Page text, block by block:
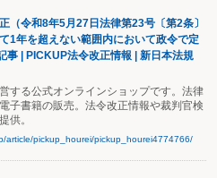
（令和8年5月27日法律第23号〔第2条〕
1年を超えない範囲内において政令で定
事 | PICKUP法令改正情報 | 新日本法規
する公式オンラインショップです。法律
子書籍の販売。法令改正情報や裁判官検
供。
article/pickup_hourei/pickup_hourei4774766/